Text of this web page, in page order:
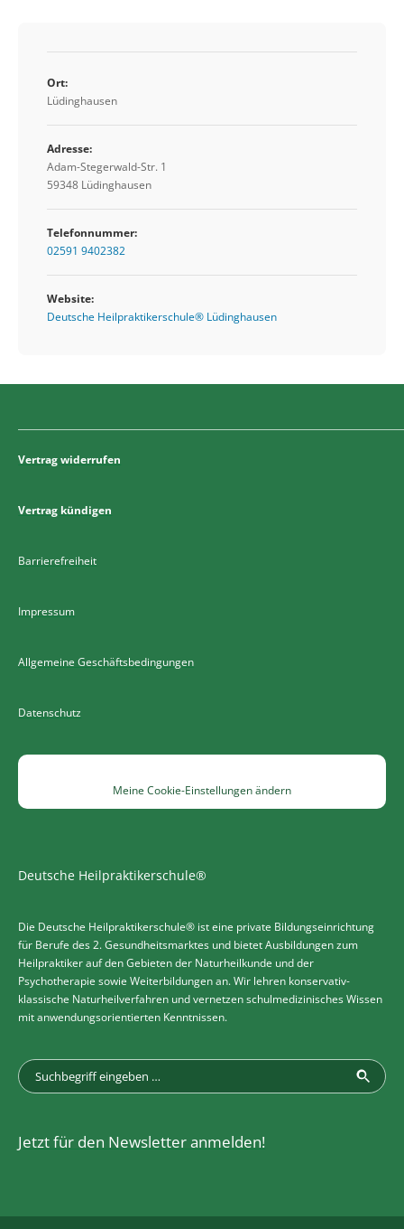
Ort:
Lüdinghausen
Adresse:
Adam-Stegerwald-Str. 1
59348 Lüdinghausen
Telefonnummer:
02591 9402382
Website:
Deutsche Heilpraktikerschule® Lüdinghausen
Vertrag widerrufen
Vertrag kündigen
Barrierefreiheit
Impressum
Allgemeine Geschäftsbedingungen
Datenschutz
Meine Cookie-Einstellungen ändern
Deutsche Heilpraktikerschule®
Die Deutsche Heilpraktikerschule® ist eine private Bildungseinrichtung
für Berufe des 2. Gesundheitsmarktes und bietet Ausbildungen zum
Heilpraktiker auf den Gebieten der Naturheilkunde und der
Psychotherapie sowie Weiterbildungen an. Wir lehren konservativ-
klassische Naturheilverfahren und vernetzen schulmedizinisches Wissen
mit anwendungsorientierten Kenntnissen.
Jetzt für den Newsletter anmelden!